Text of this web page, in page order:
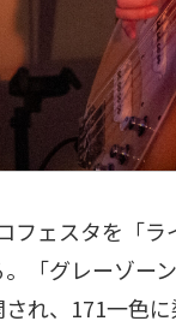
フェスタを「
「グレーゾー
れ、171一色